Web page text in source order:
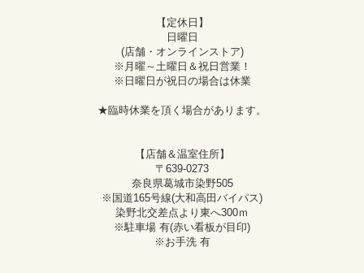
【定休日】
日曜日
(店舗・オンラインストア)
※月曜～土曜日＆祝日営業！
※日曜日が祝日の場合は休業
★臨時休業を頂く場合があります。
【店舗＆温室住所】
〒639-0273
奈良県葛城市染野505
※国道165号線(大和高田バイパス)
染野北交差点より東へ300ｍ
※駐車場 有(赤い看板が目印)
※お手洗 有